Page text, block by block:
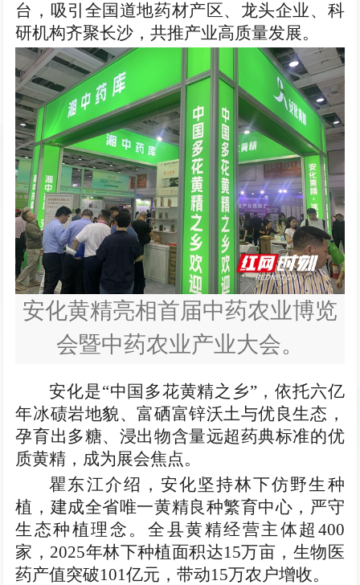
台，吸引全国道地药材产区、龙头企业、科
研机构齐聚长沙，共推产业高质量发展。
安化黄精亮相首届中药农业博览
会暨中药农业产业大会。
安化是“中国多花黄精之乡”，依托六亿
年冰碛岩地貌、富硒富锌沃土与优良生态，
孕育出多糖、浸出物含量远超药典标准的优
质黄精，成为展会焦点。
瞿东江介绍，安化坚持林下仿野生种
植，建成全省唯一黄精良种繁育中心，严守
生态种植理念。全县黄精经营主体超400
家，2025年林下种植面积达15万亩，生物医
药产值突破101亿元，带动15万农户增收。